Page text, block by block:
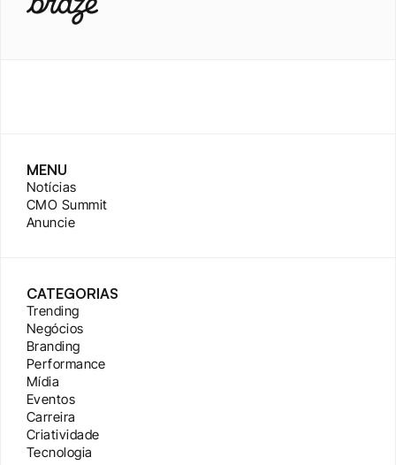
MENU
Notícias
CMO Summit
Anuncie
CATEGORIAS
Trending
Negócios
Branding
Performance
Mídia
Eventos
Carreira
Criatividade
Tecnologia